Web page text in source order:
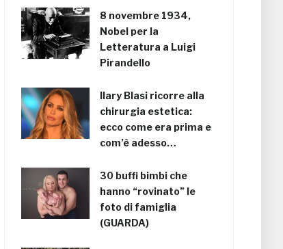
8 novembre 1934,
Nobel per la
Letteratura a Luigi
Pirandello
Ilary Blasi ricorre alla
chirurgia estetica:
ecco come era prima e
com’è adesso…
30 buffi bimbi che
hanno “rovinato” le
foto di famiglia
(GUARDA)